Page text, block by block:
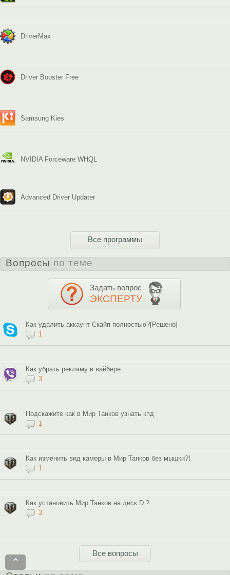
DriverMax
Driver Booster Free
Samsung Kies
NVIDIA Forceware WHQL
Advanced Driver Updater
Все программы
Вопросы по теме
Задать вопрос
ЭКСПЕРТУ
Как удалить аккаунт Скайп полностью?[Решено]
1
Как убрать рекламу в вайбере
3
Подскажите как в Мир Танков узнать кпд
1
Как изменить вид камеры в Мир Танков без мышки?!
1
Как установить Мир Танков на диск D ?
3
Все вопросы
⌃